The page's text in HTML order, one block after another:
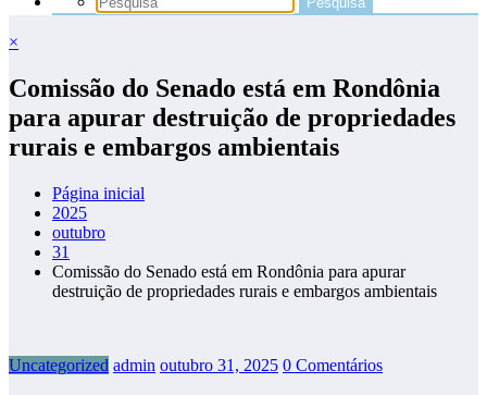
×
Comissão do Senado está em Rondônia
para apurar destruição de propriedades
rurais e embargos ambientais
Página inicial
2025
outubro
31
Comissão do Senado está em Rondônia para apurar
destruição de propriedades rurais e embargos ambientais
Uncategorized admin outubro 31, 2025 0 Comentários